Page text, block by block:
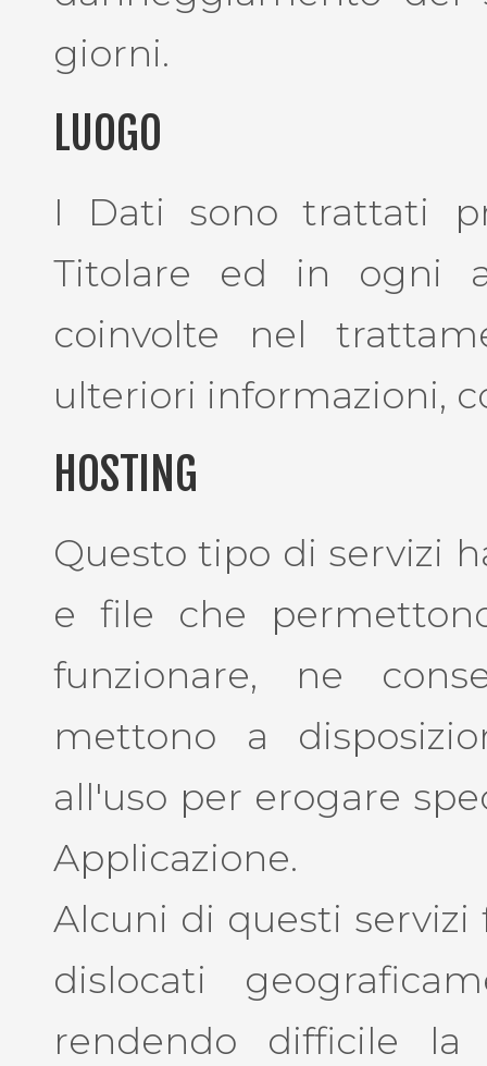
giorni.
LUOGO
I Dati sono trattati
Titolare ed in ogni
coinvolte nel
ulteriori informazioni,
HOSTING
Questo tipo di servizi
e file che
funzionare, ne
mettono a
all'uso per erogare
Applicazione.
Alcuni di questi servizi
dislocati
rendendo difficile la